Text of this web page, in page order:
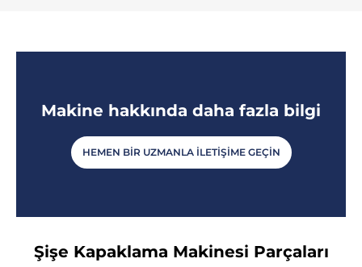
Makine hakkında daha fazla bilgi
HEMEN BIR UZMANLA İLETIŞIME GEÇIN
Şişe Kapaklama Makinesi Parçaları